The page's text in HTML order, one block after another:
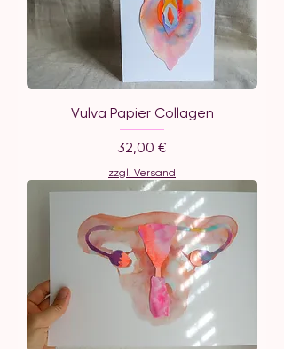
Vulva Papier Collagen
Preis
32,00 €
zzgl. Versand